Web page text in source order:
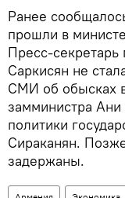
Ранее
прошли в
Пресс-
Саркисян не
СМИ об обысках
замминистра Ани
политики
Сираканян.
задержаны.